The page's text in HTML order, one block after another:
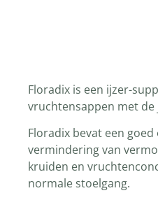
Floradix is een ijzer-
vruchtensappen met
Floradix bevat een
vermindering van
kruiden en
normale stoelgang.